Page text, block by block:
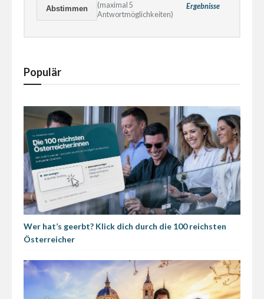
Ergebnisse
(maximal 5
Antwortmöglichkeiten)
Populär
Wer hat’s geerbt? Klick dich durch die 100 reichsten
Österreicher